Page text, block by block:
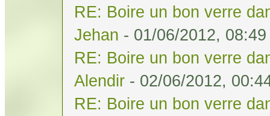
RE: Boire un bon verre
Jehan - 01/06/2012, 08:49
RE: Boire un bon verre
Alendir - 02/06/2012,
RE: Boire un bon verre